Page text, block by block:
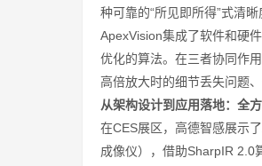
种可靠的“所见即所得”式清
ApexVision集成了软件和硬
优化的算法。在三者协同作
高倍放大时的细节丢失问题
从架构设计到应用落地：全
在CES展区，高德智感展示
成像仪），借助SharpIR 2.0